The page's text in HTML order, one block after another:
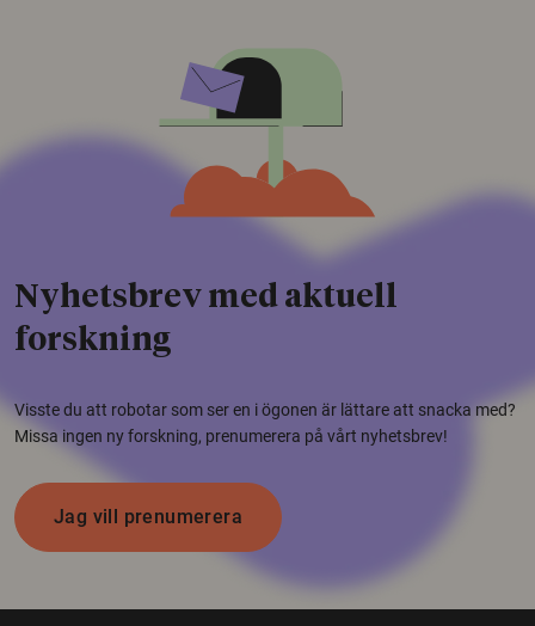
Nyhetsbrev med aktuell
forskning
Visste du att robotar som ser en i ögonen är lättare att snacka med?
Missa ingen ny forskning, prenumerera på vårt nyhetsbrev!
Jag vill prenumerera